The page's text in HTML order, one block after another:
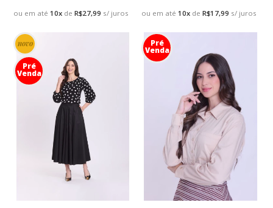
ou em até10x deR$27,99 s/ juros ou em até10x deR$17,99 s/ juros
novo
Pré
Venda
Pré
Venda